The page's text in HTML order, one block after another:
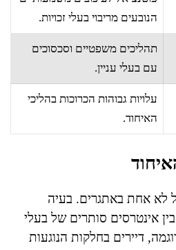
הנובעים מריבוי בעלי זכויות.
תהליכים משפטיים וסכסוכים
עם בעלי עניין.
עלויות גבוהות הכרוכות בהליכי
האיחוד.
לא אחת באתגרים. בעיה
אינטרסים סותרים של בעלי
דיירים בחלקות הנוגעות